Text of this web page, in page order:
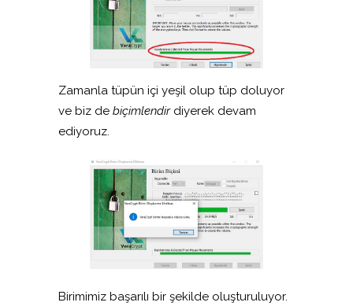
Zamanla tüpün içi yeşil olup tüp doluyor
ve biz de biçimlendir diyerek devam
ediyoruz.
Birimimiz başarılı bir şekilde oluşturuluyor.